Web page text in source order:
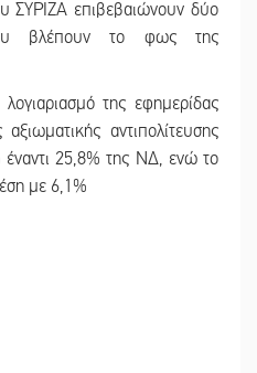
ΣΥΡΙΖΑ επιβεβαιώνουν δύο
βλέπουν το φως της
της εφημερίδας
αντιπολίτευσης
25,8% της ΝΔ, ενώ το
με 6,1%